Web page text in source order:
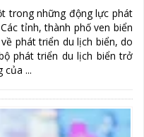
trong những động lực phát
tỉnh, thành phố ven biển
phát triển du lịch biển, do
phát triển du lịch biển trở
của ...